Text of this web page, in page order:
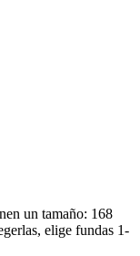
un tamaño: 168
elige fundas 1-